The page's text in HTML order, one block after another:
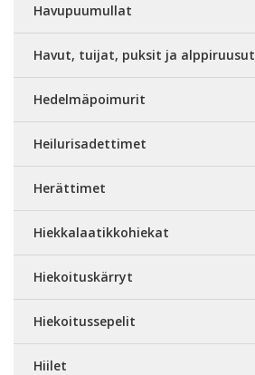
Havupuumullat
Havut, tuijat, puksit ja alppiruusut
Hedelmäpoimurit
Heilurisadettimet
Herättimet
Hiekkalaatikkohiekat
Hiekoituskärryt
Hiekoitussepelit
Hiilet